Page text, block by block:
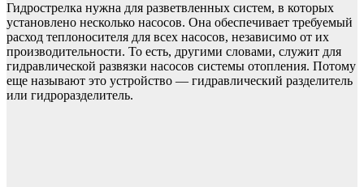
Гидрострелка нужна для разветвленных систем, в которых
установлено несколько насосов. Она обеспечивает требуемый
расход теплоносителя для всех насосов, независимо от их
производительности. То есть, другими словами, служит для
гидравлической развязки насосов системы отопления. Потому
еще называют это устройство — гидравлический разделитель
или гидроразделитель.